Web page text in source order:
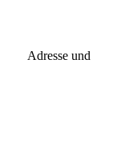
Adresse und